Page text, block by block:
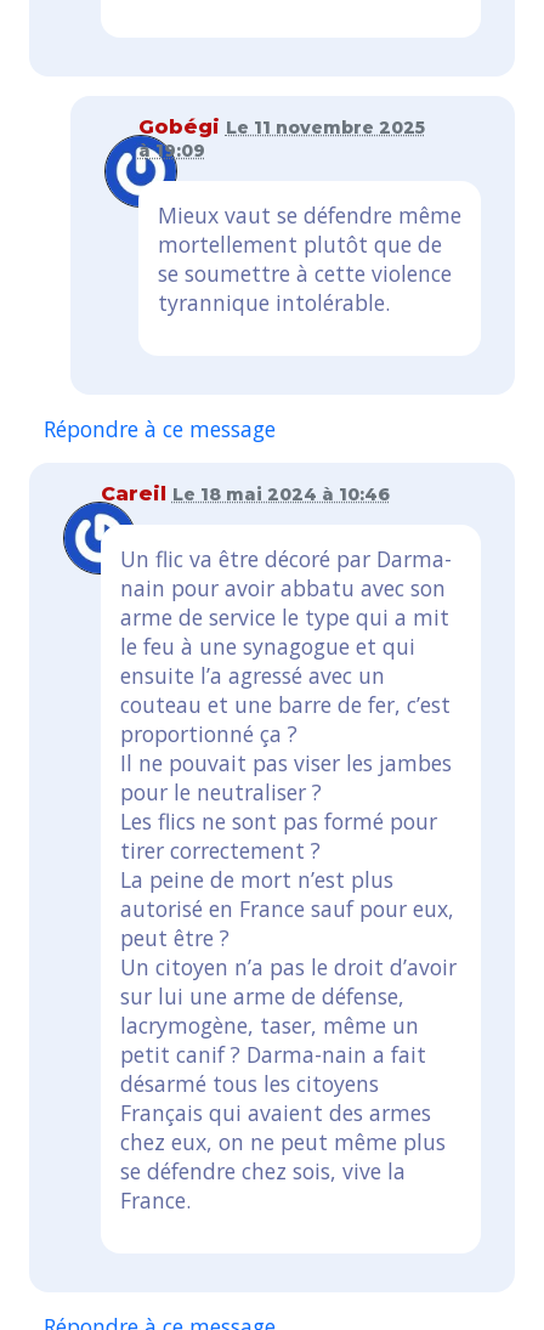
Gobégi Le 11 novembre 2025
à 19:09
Mieux vaut se défendre même
mortellement plutôt que de
se soumettre à cette violence
tyrannique intolérable.
Répondre à ce message
Careil Le 18 mai 2024 à 10:46
Un flic va être décoré par Darma-
nain pour avoir abbatu avec son
arme de service le type qui a mit
le feu à une synagogue et qui
ensuite l’a agressé avec un
couteau et une barre de fer, c’est
proportionné ça ?
Il ne pouvait pas viser les jambes
pour le neutraliser ?
Les flics ne sont pas formé pour
tirer correctement ?
La peine de mort n’est plus
autorisé en France sauf pour eux,
peut être ?
Un citoyen n’a pas le droit d’avoir
sur lui une arme de défense,
lacrymogène, taser, même un
petit canif ? Darma-nain a fait
désarmé tous les citoyens
Français qui avaient des armes
chez eux, on ne peut même plus
se défendre chez sois, vive la
France.